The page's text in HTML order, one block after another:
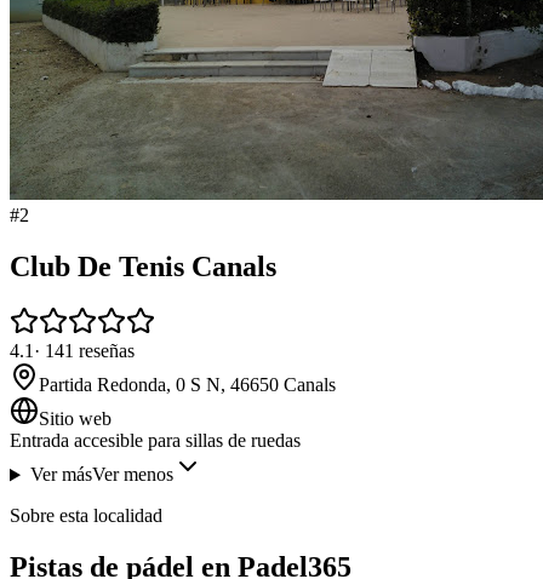
#2
Club De Tenis Canals
4.1· 141 reseñas
Partida Redonda, 0 S N, 46650 Canals
Sitio web
Entrada accesible para sillas de ruedas
Ver másVer menos
Sobre esta localidad
Pistas de pádel en Padel365